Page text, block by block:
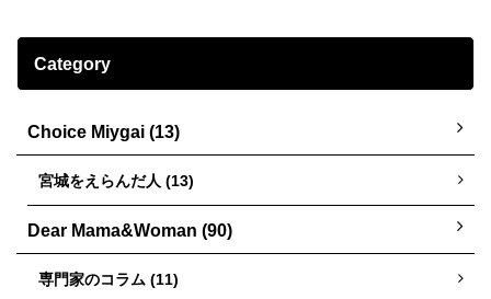
Category
Choice Miygai (13)
宮城をえらんだ人 (13)
Dear Mama&Woman (90)
専門家のコラム (11)